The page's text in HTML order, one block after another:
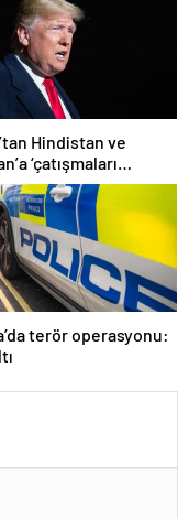
Hindistan ve
‘çatışmaları
çağrısı
terör operasyonu: